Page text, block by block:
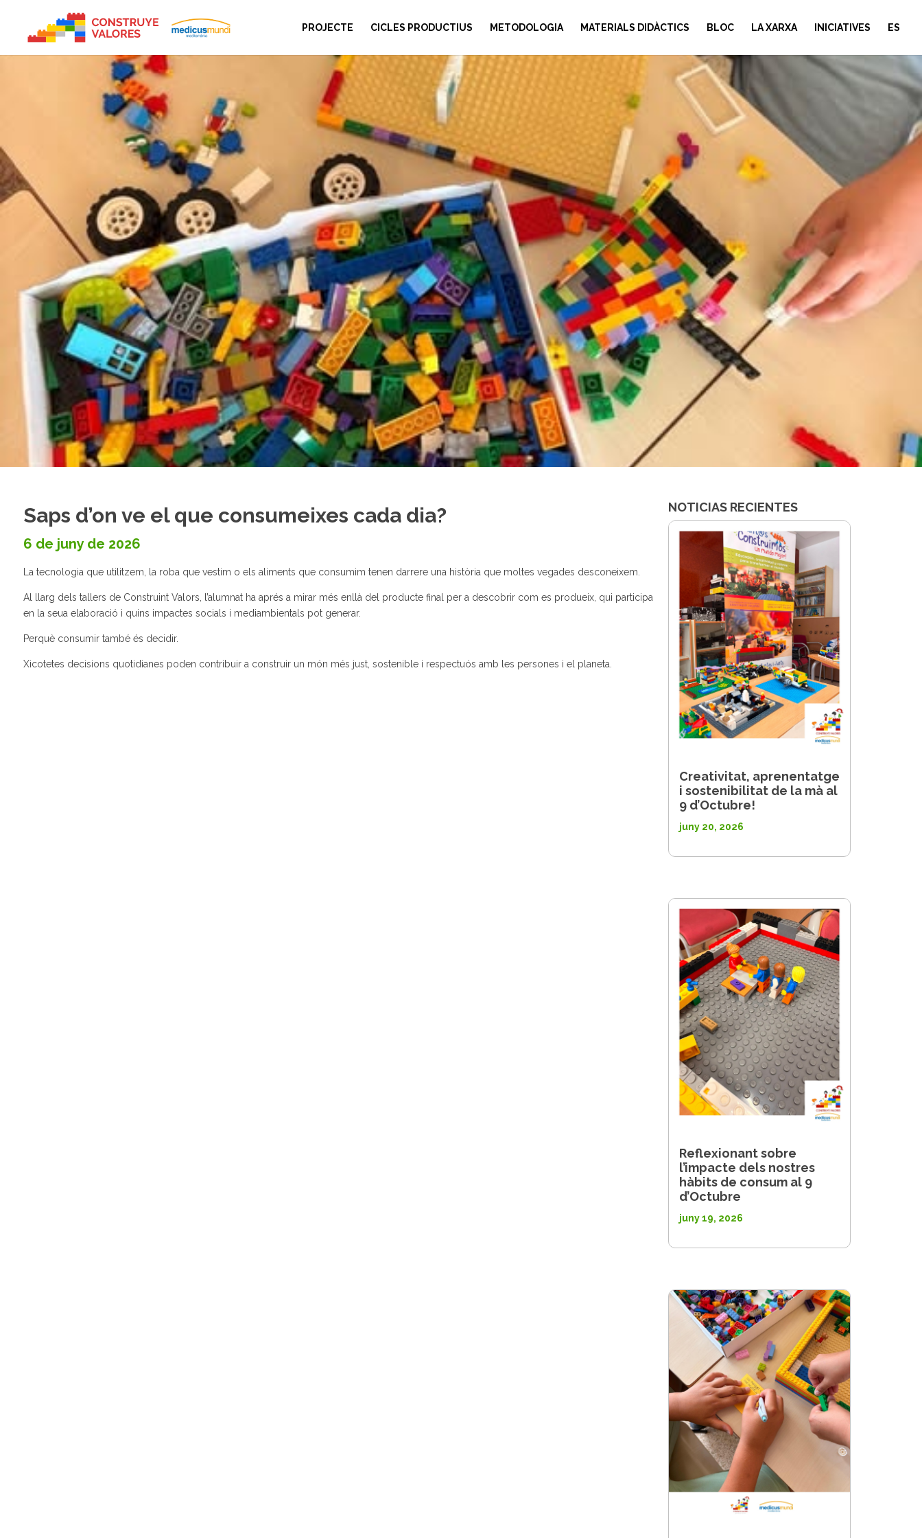
PROJECTE CICLES PRODUCTIUS METODOLOGIA MATERIALS DIDÀCTICS BLOC LA XARXA INICIATIVES ES
Saps d’on ve el que consumeixes cada dia?
6 de juny de 2026
La tecnologia que utilitzem, la roba que vestim o els aliments que consumim tenen darrere una història que moltes vegades desconeixem.
Al llarg dels tallers de Construint Valors, l’alumnat ha aprés a mirar més enllà del producte final per a descobrir com es produeix, qui participa
en la seua elaboració i quins impactes socials i mediambientals pot generar.
Perquè consumir també és decidir.
Xicotetes decisions quotidianes poden contribuir a construir un món més just, sostenible i respectuós amb les persones i el planeta.
NOTICIAS RECIENTES
Creativitat, aprenentatge
i sostenibilitat de la mà al
9 d’Octubre!
juny 20, 2026
Reflexionant sobre
l’impacte dels nostres
hàbits de consum al 9
d’Octubre
juny 19, 2026